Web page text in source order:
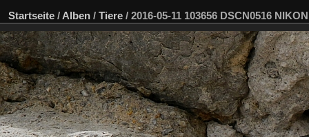
Startseite / Alben / Tiere / 2016-05-11 103656 DSCN0516